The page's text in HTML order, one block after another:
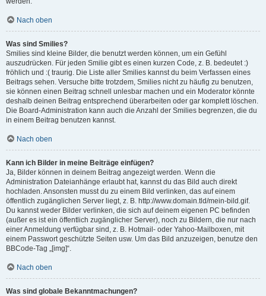
Nach oben
Was sind Smilies?
Smilies sind kleine Bilder, die benutzt werden können, um ein Gefühl
auszudrücken. Für jeden Smilie gibt es einen kurzen Code, z. B. bedeutet :)
fröhlich und :( traurig. Die Liste aller Smilies kannst du beim Verfassen eines
Beitrags sehen. Versuche bitte trotzdem, Smilies nicht zu häufig zu benutzen,
sie können einen Beitrag schnell unlesbar machen und ein Moderator könnte
deshalb deinen Beitrag entsprechend überarbeiten oder gar komplett löschen.
Die Board-Administration kann auch die Anzahl der Smilies begrenzen, die du
in einem Beitrag benutzen kannst.
Nach oben
Kann ich Bilder in meine Beiträge einfügen?
Ja, Bilder können in deinem Beitrag angezeigt werden. Wenn die
Administration Dateianhänge erlaubt hat, kannst du das Bild auch direkt
hochladen. Ansonsten musst du zu einem Bild verlinken, das auf einem
öffentlich zugänglichen Server liegt, z. B. http://www.domain.tld/mein-bild.gif.
Du kannst weder Bilder verlinken, die sich auf deinem eigenen PC befinden
(außer es ist ein öffentlich zugänglicher Server), noch zu Bildern, die nur nach
einer Anmeldung verfügbar sind, z. B. Hotmail- oder Yahoo-Mailboxen, mit
einem Passwort geschützte Seiten usw. Um das Bild anzuzeigen, benutze den
BBCode-Tag „[img]“.
Nach oben
Was sind globale Bekanntmachungen?